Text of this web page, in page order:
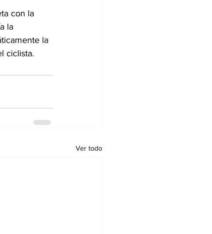
con la
la
la
ciclista.
Ver todo